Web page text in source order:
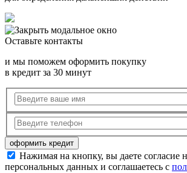
Оставьте контакты
и мы поможем оформить покупку
в кредит за 30 минут
Нажимая на кнопку, вы даете согласие
персональных данных и соглашаетесь с